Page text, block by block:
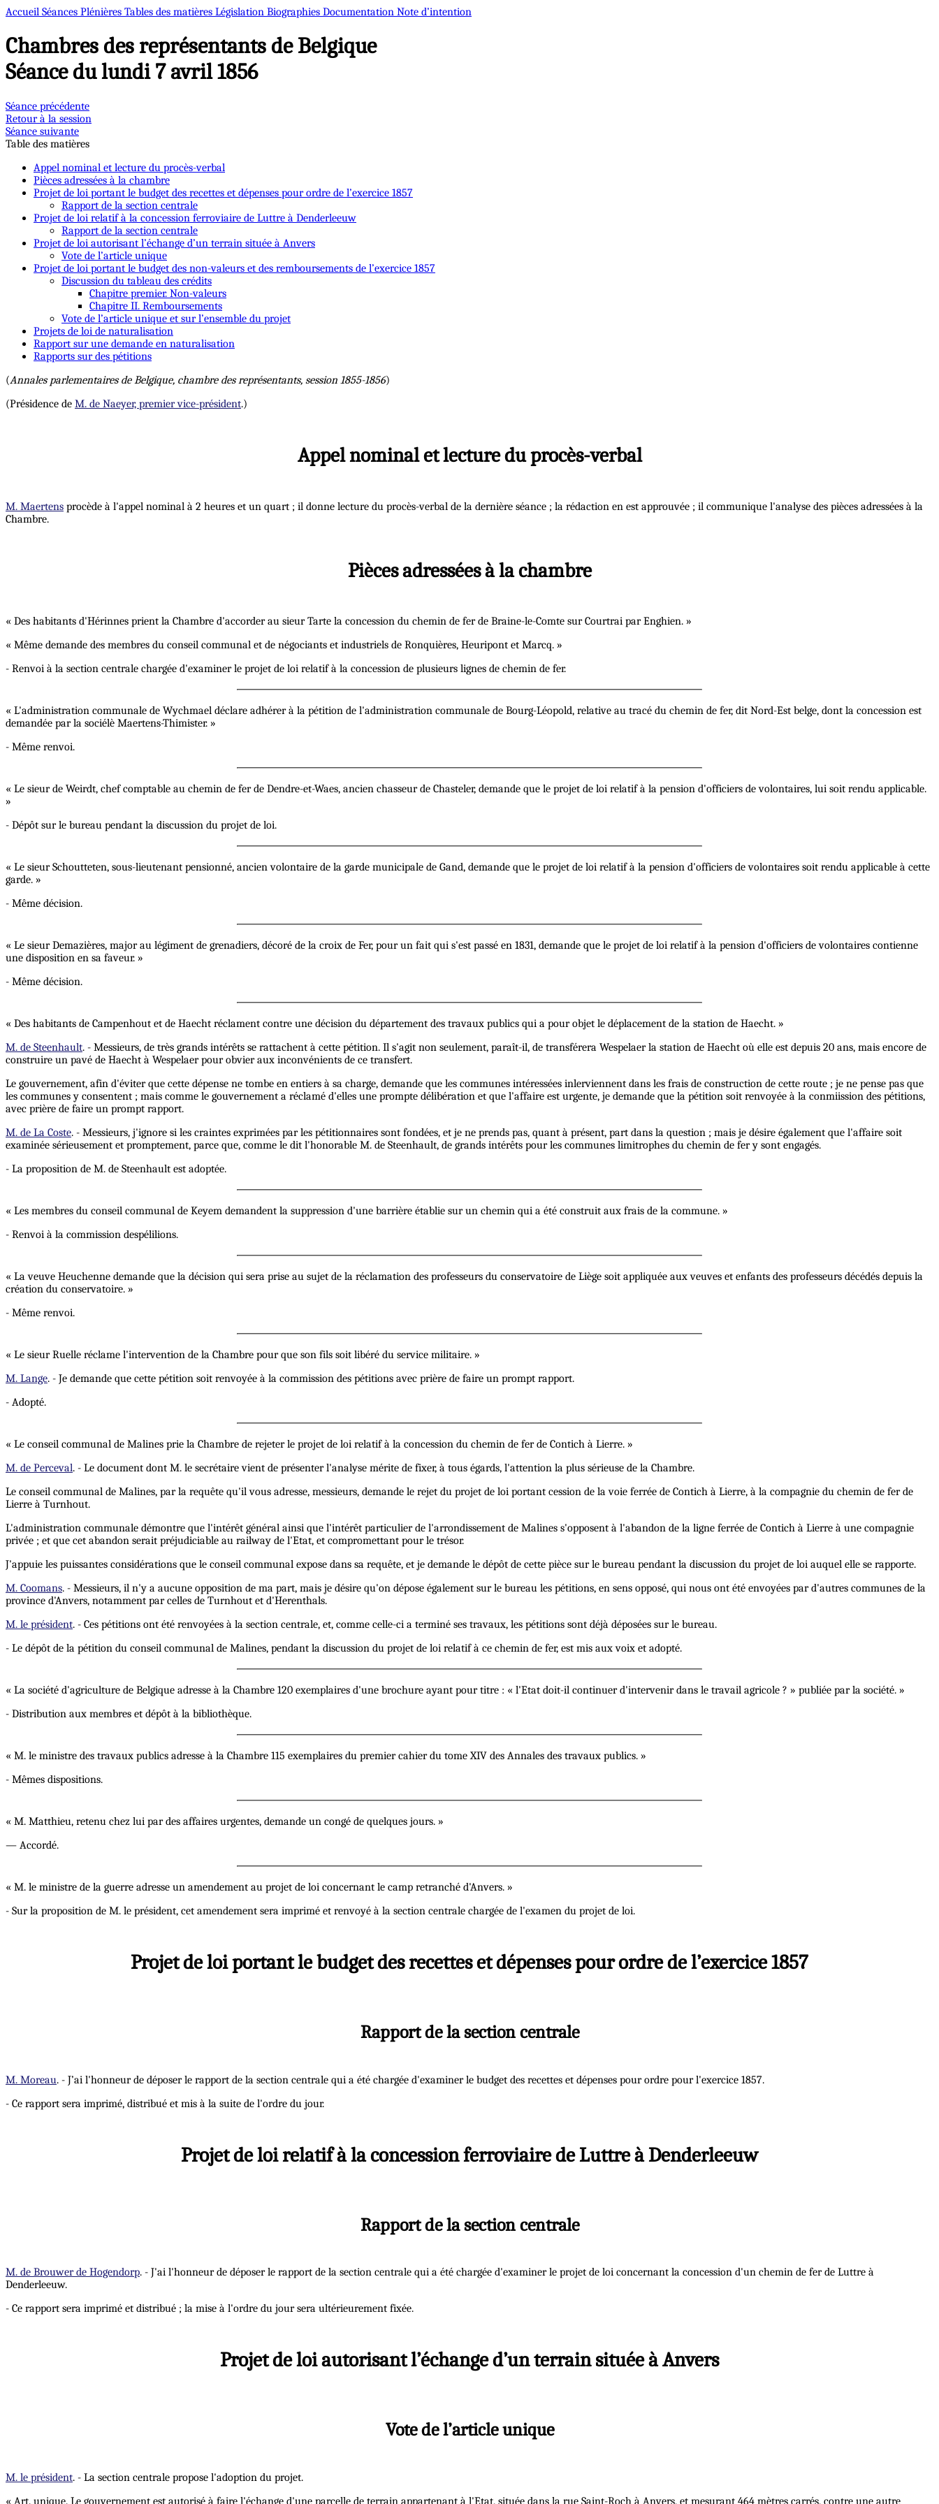
Accueil Séances Plénières Tables des matières Législation Biographies Documentation Note d’intention
Chambres des représentants de Belgique
Séance du lundi 7 avril 1856
Séance précédente
Retour à la session
Séance suivante
Table des matières
Appel nominal et lecture du procès-verbal
Pièces adressées à la chambre
Projet de loi portant le budget des recettes et dépenses pour ordre de l’exercice 1857
Rapport de la section centrale
Projet de loi relatif à la concession ferroviaire de Luttre à Denderleeuw
Rapport de la section centrale
Projet de loi autorisant l’échange d’un terrain située à Anvers
Vote de l’article unique
Projet de loi portant le budget des non-valeurs et des remboursements de l’exercice 1857
Discussion du tableau des crédits
Chapitre premier. Non-valeurs
Chapitre II. Remboursements
Vote de l’article unique et sur l’ensemble du projet
Projets de loi de naturalisation
Rapport sur une demande en naturalisation
Rapports sur des pétitions
(Annales parlementaires de Belgique, chambre des représentants, session 1855-1856)
(Présidence de M. de Naeyer, premier vice-président.)
Appel nominal et lecture du procès-verbal
M. Maertens procède à l'appel nominal à 2 heures et un quart ; il donne lecture du procès-verbal de la dernière séance ; la rédaction en est approuvée ; il communique l'analyse des pièces adressées à la
Chambre.
Pièces adressées à la chambre
« Des habitants d'Hérinnes prient la Chambre d'accorder au sieur Tarte la concession du chemin de fer de Braine-le-Comte sur Courtrai par Enghien. »
« Même demande des membres du conseil communal et de négociants et industriels de Ronquières, Heuripont et Marcq. »
- Renvoi à la section centrale chargée d'examiner le projet de loi relatif à la concession de plusieurs lignes de chemin de fer.
« L'administration communale de Wychmael déclare adhérer à la pétition de l'administration communale de Bourg-Léopold, relative au tracé du chemin de fer, dit Nord-Est belge, dont la concession est
demandée par la sociélè Maertens-Thimister. »
- Même renvoi.
« Le sieur de Weirdt, chef comptable au chemin de fer de Dendre-et-Waes, ancien chasseur de Chasteler, demande que le projet de loi relatif à la pension d'officiers de volontaires, lui soit rendu applicable.
»
- Dépôt sur le bureau pendant la discussion du projet de loi.
« Le sieur Schoutteten, sous-lieutenant pensionné, ancien volontaire de la garde municipale de Gand, demande que le projet de loi relatif à la pension d'officiers de volontaires soit rendu applicable à cette
garde. »
- Même décision.
« Le sieur Demazières, major au légiment de grenadiers, décoré de la croix de Fer, pour un fait qui s'est passé en 1831, demande que le projet de loi relatif à la pension d'officiers de volontaires contienne
une disposition en sa faveur. »
- Même décision.
« Des habitants de Campenhout et de Haecht réclament contre une décision du département des travaux publics qui a pour objet le déplacement de la station de Haecht. »
M. de Steenhault. - Messieurs, de très grands intérêts se rattachent à cette pétition. Il s'agit non seulement, paraît-il, de transférera Wespelaer la station de Haecht où elle est depuis 20 ans, mais encore de
construire un pavé de Haecht à Wespelaer pour obvier aux inconvénients de ce transfert.
Le gouvernement, afin d'éviter que cette dépense ne tombe en entiers à sa charge, demande que les communes intéressées inlerviennent dans les frais de construction de cette route ; je ne pense pas que
les communes y consentent ; mais comme le gouvernement a réclamé d'elles une prompte délibération et que l'affaire est urgente, je demande que la pétition soit renvoyée à la conmiission des pétitions,
avec prière de faire un prompt rapport.
M. de La Coste. - Messieurs, j'ignore si les craintes exprimées par les pétitionnaires sont fondées, et je ne prends pas, quant à présent, part dans la question ; mais je désire également que l'affaire soit
examinée sérieusement et promptement, parce que, comme le dit l'honorable M. de Steenhault, de grands intérêts pour les communes limitrophes du chemin de fer y sont engagés.
- La proposition de M. de Steenhault est adoptée.
« Les membres du conseil communal de Keyem demandent la suppression d'une barrière établie sur un chemin qui a été construit aux frais de la commune. »
- Renvoi à la commission despélilions.
« La veuve Heuchenne demande que la décision qui sera prise au sujet de la réclamation des professeurs du conservatoire de Liège soit appliquée aux veuves et enfants des professeurs décédés depuis la
création du conservatoire. »
- Même renvoi.
« Le sieur Ruelle réclame l'intervention de la Chambre pour que son fils soit libéré du service militaire. »
M. Lange. - Je demande que cette pétition soit renvoyée à la commission des pétitions avec prière de faire un prompt rapport.
- Adopté.
« Le conseil communal de Malines prie la Chambre de rejeter le projet de loi relatif à la concession du chemin de fer de Contich à Lierre. »
M. de Perceval. - Le document dont M. le secrétaire vient de présenter l'analyse mérite de fixer, à tous égards, l'attention la plus sérieuse de la Chambre.
Le conseil communal de Malines, par la requête qu'il vous adresse, messieurs, demande le rejet du projet de loi portant cession de la voie ferrée de Contich à Lierre, à la compagnie du chemin de fer de
Lierre à Turnhout.
L'administration communale démontre que l'intérêt général ainsi que l'intérêt particulier de l'arrondissement de Malines s'opposent à l'abandon de la ligne ferrée de Contich à Lierre à une compagnie
privée ; et que cet abandon serait préjudiciable au railway de l'Etat, et compromettant pour le trésor.
J'appuie les puissantes considérations que le conseil communal expose dans sa requête, et je demande le dépôt de cette pièce sur le bureau pendant la discussion du projet de loi auquel elle se rapporte.
M. Coomans. - Messieurs, il n'y a aucune opposition de ma part, mais je désire qu'on dépose également sur le bureau les pétitions, en sens opposé, qui nous ont été envoyées par d'autres communes de la
province d'Anvers, notamment par celles de Turnhout et d'Herenthals.
M. le président. - Ces pétitions ont été renvoyées à la section centrale, et, comme celle-ci a terminé ses travaux, les pétitions sont déjà déposées sur le bureau.
- Le dépôt de la pétition du conseil communal de Malines, pendant la discussion du projet de loi relatif à ce chemin de fer, est mis aux voix et adopté.
« La société d'agriculture de Belgique adresse à la Chambre 120 exemplaires d'une brochure ayant pour titre : « l'Etat doit-il continuer d'intervenir dans le travail agricole ? » publiée par la société. »
- Distribution aux membres et dépôt à la bibliothèque.
« M. le ministre des travaux publics adresse à la Chambre 115 exemplaires du premier cahier du tome XIV des Annales des travaux publics. »
- Mêmes dispositions.
« M. Matthieu, retenu chez lui par des affaires urgentes, demande un congé de quelques jours. »
— Accordé.
« M. le ministre de la guerre adresse un amendement au projet de loi concernant le camp retranché d'Anvers. »
- Sur la proposition de M. le président, cet amendement sera imprimé et renvoyé à la section centrale chargée de l'examen du projet de loi.
Projet de loi portant le budget des recettes et dépenses pour ordre de l’exercice 1857
Rapport de la section centrale
M. Moreau. - J’ai l'honneur de déposer le rapport de la section centrale qui a été chargée d'examiner le budget des recettes et dépenses pour ordre pour l'exercice 1857.
- Ce rapport sera imprimé, distribué et mis à la suite de l'ordre du jour.
Projet de loi relatif à la concession ferroviaire de Luttre à Denderleeuw
Rapport de la section centrale
M. de Brouwer de Hogendorp. - J'ai l'honneur de déposer le rapport de la section centrale qui a été chargée d'examiner le projet de loi concernant la concession d'un chemin de fer de Luttre à
Denderleeuw.
- Ce rapport sera imprimé et distribué ; la mise à l'ordre du jour sera ultérieurement fixée.
Projet de loi autorisant l’échange d’un terrain située à Anvers
Vote de l’article unique
M. le président. - La section centrale propose l'adoption du projet.
« Art. unique. Le gouvernement est autorisé à faire l'échange d'une parcelle de terrain appartenant à l'Etat, située dans la rue Saint-Roch à Anvers, et mesurant 464 mètres carrés, contre une autre